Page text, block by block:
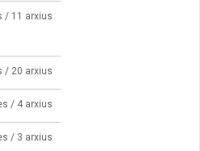
/ 11 arxius
/ 20 arxius
/ 4 arxius
/ 3 arxius